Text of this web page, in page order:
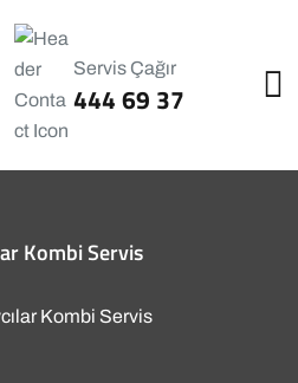
Servis Çağır
444 69 37
Kombi Servis
Kombi Servis